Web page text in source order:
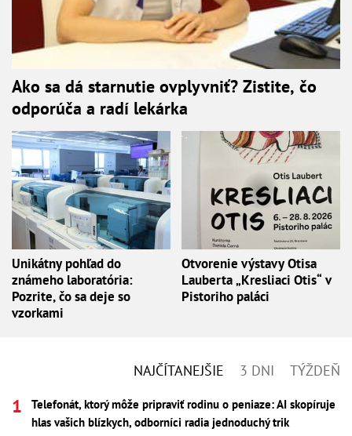
Ako sa dá starnutie ovplyvniť? Zistite, čo
odporúča a radí lekárka
Unikátny pohľad do
známeho laboratória:
Pozrite, čo sa deje so
vzorkami
Otvorenie výstavy Otisa
Lauberta „Kresliaci Otis“ v
Pistoriho paláci
NAJČÍTANEJŠIE 3 DNI TÝŽDEŇ
Telefonát, ktorý môže pripraviť rodinu o peniaze: AI skopíruje
hlas vašich blízkych, odborníci radia jednoduchý trik